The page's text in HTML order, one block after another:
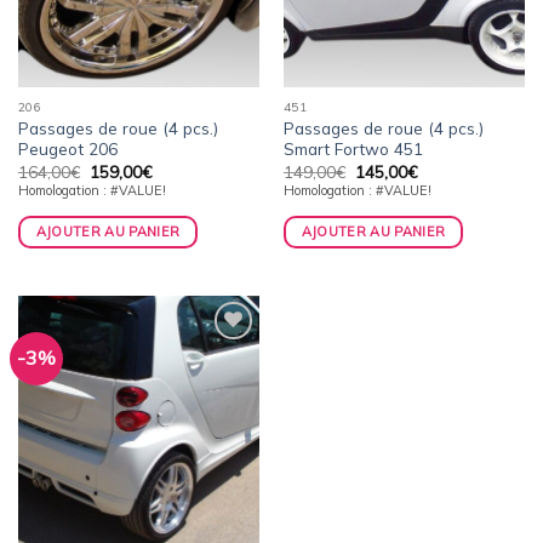
206
Passages de roue (4 pcs.)
Peugeot 206
164,00€ Le
prix
initial
était :
164,00€.
159,00€Le
prix
actuel
est :
159,00€.
Homologation : #VALUE!
AJOUTER AU PANIER
451
Passages de roue (4 pcs.)
Smart Fortwo 451
149,00€ Le
prix
initial
était :
149,00€.
145,00€Le
prix
actuel
est :
145,00€.
Homologation : #VALUE!
AJOUTER AU PANIER
-3%
Ajouter
wishlist